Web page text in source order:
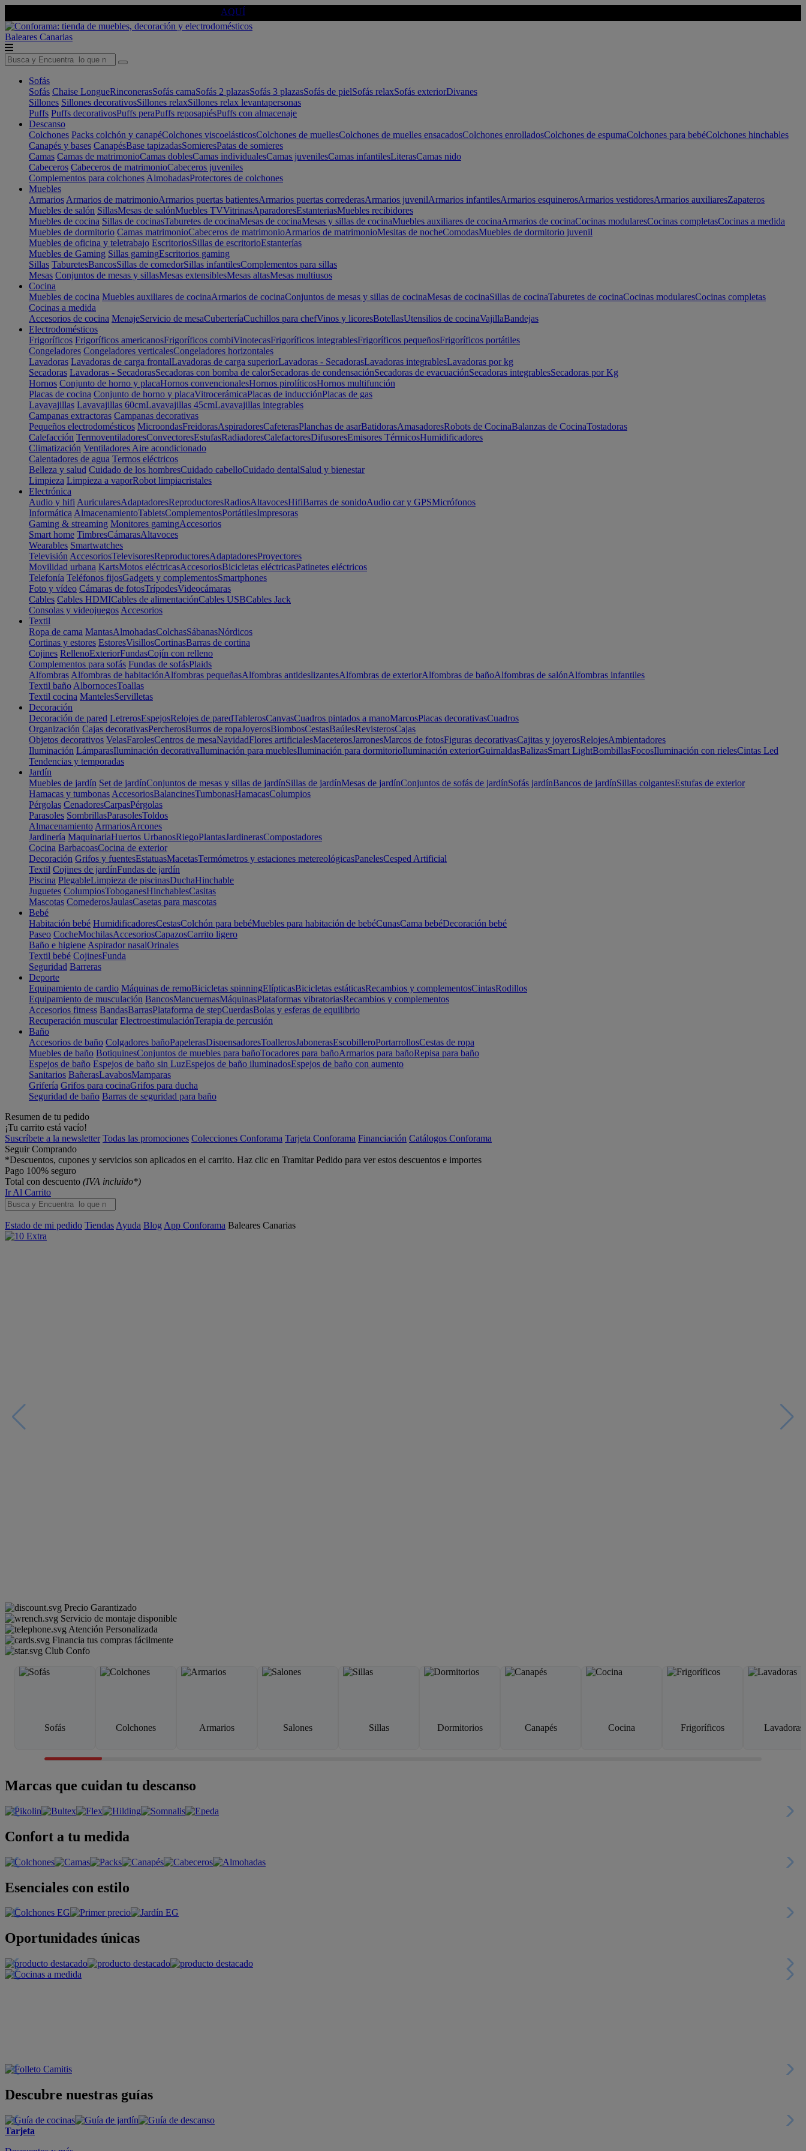
AQUÍ
Baleares Canarias
Sofás
Sofás Chaise LongueRinconerasSofás camaSofás 2 plazasSofás 3 plazasSofás de pielSofás relaxSofás exteriorDivanes
Sillones Sillones decorativosSillones relaxSillones relax levantapersonas
Puffs Puffs decorativosPuffs peraPuffs reposapiésPuffs con almacenaje
Descanso
Colchones Packs colchón y canapéColchones viscoelásticosColchones de muellesColchones de muelles ensacadosColchones enrolladosColchones de espumaColchones para bebéColchones hinchables
Canapés y bases CanapésBase tapizadasSomieresPatas de somieres
Camas Camas de matrimonioCamas doblesCamas individualesCamas juvenilesCamas infantilesLiterasCamas nido
Cabeceros Cabeceros de matrimonioCabeceros juveniles
Complementos para colchones AlmohadasProtectores de colchones
Muebles
Armarios Armarios de matrimonioArmarios puertas batientesArmarios puertas correderasArmarios juvenilArmarios infantilesArmarios esquinerosArmarios vestidoresArmarios auxiliaresZapateros
Muebles de salón SillasMesas de salónMuebles TVVitrinasAparadoresEstanteriasMuebles recibidores
Muebles de cocina Sillas de cocinasTaburetes de cocinaMesas de cocinaMesas y sillas de cocinaMuebles auxiliares de cocinaArmarios de cocinaCocinas modularesCocinas completasCocinas a medida
Muebles de dormitorio Camas matrimonioCabeceros de matrimonioArmarios de matrimonioMesitas de nocheComodasMuebles de dormitorio juvenil
Muebles de oficina y teletrabajo EscritoriosSillas de escritorioEstanterías
Muebles de Gaming Sillas gamingEscritorios gaming
Sillas TaburetesBancosSillas de comedorSillas infantilesComplementos para sillas
Mesas Conjuntos de mesas y sillasMesas extensiblesMesas altasMesas multiusos
Cocina
Muebles de cocina Muebles auxiliares de cocinaArmarios de cocinaConjuntos de mesas y sillas de cocinaMesas de cocinaSillas de cocinaTaburetes de cocinaCocinas modularesCocinas completas
Cocinas a medida
Accesorios de cocina MenajeServicio de mesaCuberteríaCuchillos para chefVinos y licoresBotellasUtensilios de cocinaVajillaBandejas
Electrodomésticos
Frigoríficos Frigoríficos americanosFrigoríficos combiVinotecasFrigoríficos integrablesFrigoríficos pequeñosFrigoríficos portátiles
Congeladores Congeladores verticalesCongeladores horizontales
Lavadoras Lavadoras de carga frontalLavadoras de carga superiorLavadoras - SecadorasLavadoras integrablesLavadoras por kg
Secadoras Lavadoras - SecadorasSecadoras con bomba de calorSecadoras de condensaciónSecadoras de evacuaciónSecadoras integrablesSecadoras por Kg
Hornos Conjunto de horno y placaHornos convencionalesHornos pirolíticosHornos multifunción
Placas de cocina Conjunto de horno y placaVitrocerámicaPlacas de inducciónPlacas de gas
Lavavajillas Lavavajillas 60cmLavavajillas 45cmLavavajillas integrables
Campanas extractoras Campanas decorativas
Pequeños electrodomésticos MicroondasFreidorasAspiradoresCafeterasPlanchas de asarBatidorasAmasadoresRobots de CocinaBalanzas de CocinaTostadoras
Calefacción TermoventiladoresConvectoresEstufasRadiadoresCalefactoresDifusoresEmisores TérmicosHumidificadores
Climatización Ventiladores Aire acondicionado
Calentadores de agua Termos eléctricos
Belleza y salud Cuidado de los hombresCuidado cabelloCuidado dentalSalud y bienestar
Limpieza Limpieza a vaporRobot limpiacristales
Electrónica
Audio y hifi AuricularesAdaptadoresReproductoresRadiosAltavocesHifiBarras de sonidoAudio car y GPSMicrófonos
Informática AlmacenamientoTabletsComplementosPortátilesImpresoras
Gaming & streaming Monitores gamingAccesorios
Smart home TimbresCámarasAltavoces
Wearables Smartwatches
Televisión AccesoriosTelevisoresReproductoresAdaptadoresProyectores
Movilidad urbana KartsMotos eléctricasAccesoriosBicicletas eléctricasPatinetes eléctricos
Telefonía Teléfonos fijosGadgets y complementosSmartphones
Foto y vídeo Cámaras de fotosTrípodesVideocámaras
Cables Cables HDMICables de alimentaciónCables USBCables Jack
Consolas y videojuegos Accesorios
Textil
Ropa de cama MantasAlmohadasColchasSábanasNórdicos
Cortinas y estores EstoresVisillosCortinasBarras de cortina
Cojines RellenoExteriorFundasCojín con relleno
Complementos para sofás Fundas de sofásPlaids
Alfombras Alfombras de habitaciónAlfombras pequeñasAlfombras antideslizantesAlfombras de exteriorAlfombras de bañoAlfombras de salónAlfombras infantiles
Textil baño AlbornocesToallas
Textil cocina MantelesServilletas
Decoración
Decoración de pared LetrerosEspejosRelojes de paredTablerosCanvasCuadros pintados a manoMarcosPlacas decorativasCuadros
Organización Cajas decorativasPercherosBurros de ropaJoyerosBiombosCestasBaúlesRevisterosCajas
Objetos decorativos VelasFarolesCentros de mesaNavidadFlores artificialesMaceterosJarronesMarcos de fotosFiguras decorativasCajitas y joyerosRelojesAmbientadores
Iluminación LámparasIluminación decorativaIluminación para mueblesIluminación para dormitorioIluminación exteriorGuirnaldasBalizasSmart LightBombillasFocosIluminación con rielesCintas Led
Tendencias y temporadas
Jardín
Muebles de jardín Set de jardínConjuntos de mesas y sillas de jardínSillas de jardínMesas de jardínConjuntos de sofás de jardínSofás jardínBancos de jardínSillas colgantesEstufas de exterior
Hamacas y tumbonas AccesoriosBalancinesTumbonasHamacasColumpios
Pérgolas CenadoresCarpasPérgolas
Parasoles SombrillasParasolesToldos
Almacenamiento ArmariosArcones
Jardinería MaquinariaHuertos UrbanosRiegoPlantasJardinerasCompostadores
Cocina BarbacoasCocina de exterior
Decoración Grifos y fuentesEstatuasMacetasTermómetros y estaciones metereológicasPanelesCesped Artificial
Textil Cojines de jardínFundas de jardín
Piscina PlegableLimpieza de piscinasDuchaHinchable
Juguetes ColumpiosToboganesHinchablesCasitas
Mascotas ComederosJaulasCasetas para mascotas
Bebé
Habitación bebé HumidificadoresCestasColchón para bebéMuebles para habitación de bebéCunasCama bebéDecoración bebé
Paseo CocheMochilasAccesoriosCapazosCarrito ligero
Baño e higiene Aspirador nasalOrinales
Textil bebé CojinesFunda
Seguridad Barreras
Deporte
Equipamiento de cardio Máquinas de remoBicicletas spinningElípticasBicicletas estáticasRecambios y complementosCintasRodillos
Equipamiento de musculación BancosMancuernasMáquinasPlataformas vibratoriasRecambios y complementos
Accesorios fitness BandasBarrasPlataforma de stepCuerdasBolas y esferas de equilibrio
Recuperación muscular ElectroestimulaciónTerapia de percusión
Baño
Accesorios de baño Colgadores bañoPapelerasDispensadoresToallerosJabonerasEscobilleroPortarrollosCestas de ropa
Muebles de baño BotiquinesConjuntos de muebles para bañoTocadores para bañoArmarios para bañoRepisa para baño
Espejos de baño Espejos de baño sin LuzEspejos de baño iluminadosEspejos de baño con aumento
Sanitarios BañerasLavabosMamparas
Grifería Grifos para cocinaGrifos para ducha
Seguridad de baño Barras de seguridad para baño
Resumen de tu pedido
¡Tu carrito está vacío!
Suscríbete a la newsletter Todas las promociones Colecciones Conforama Tarjeta Conforama Financiación Catálogos Conforama
Seguir Comprando
*Descuentos, cupones y servicios son aplicados en el carrito. Haz clic en Tramitar Pedido para ver estos descuentos e importes
Pago 100% seguro
Total con descuento (IVA incluido*)
Ir Al Carrito
Estado de mi pedido Tiendas Ayuda Blog App Conforama Baleares Canarias
Precio Garantizado
Servicio de montaje disponible
Atención Personalizada
Financia tus compras fácilmente
Club Confo
Sofás Colchones Armarios Salones Sillas Dormitorios Canapés Cocina Frigoríficos Lavadoras
Marcas que cuidan tu descanso
Confort a tu medida
Esenciales con estilo
Oportunidades únicas
Descubre nuestras guías
Tarjeta